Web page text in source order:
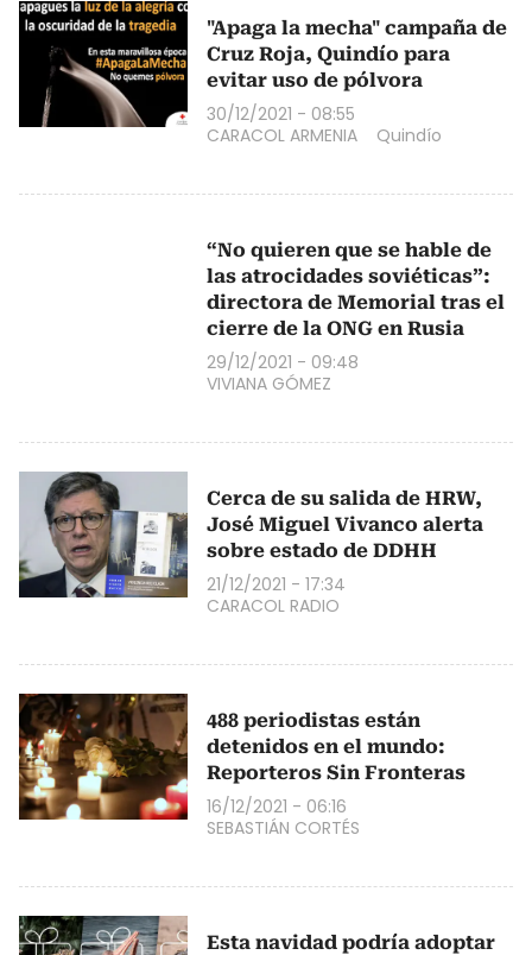
"Apaga la mecha" campaña de
Cruz Roja, Quindío para
evitar uso de pólvora
30/12/2021 - 08:55
CARACOL ARMENIA
Quindío
“No quieren que se hable de
las atrocidades soviéticas”:
directora de Memorial tras el
cierre de la ONG en Rusia
29/12/2021 - 09:48
VIVIANA GÓMEZ
Cerca de su salida de HRW,
José Miguel Vivanco alerta
sobre estado de DDHH
21/12/2021 - 17:34
CARACOL RADIO
488 periodistas están
detenidos en el mundo:
Reporteros Sin Fronteras
16/12/2021 - 06:16
SEBASTIÁN CORTÉS
Esta navidad podría adoptar